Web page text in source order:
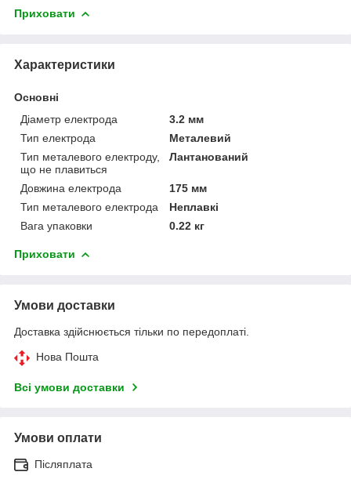
Приховати
Характеристики
Основні
Діаметр електрода
3.2 мм
Тип електрода
Металевий
Тип металевого електроду,
що не плавиться
Лантанований
Довжина електрода
175 мм
Тип металевого електрода
Неплавкі
Вага упаковки
0.22 кг
Приховати
Умови доставки
Доставка здійснюється тільки по передоплаті.
Нова Пошта
Всі умови доставки
Умови оплати
Післяплата